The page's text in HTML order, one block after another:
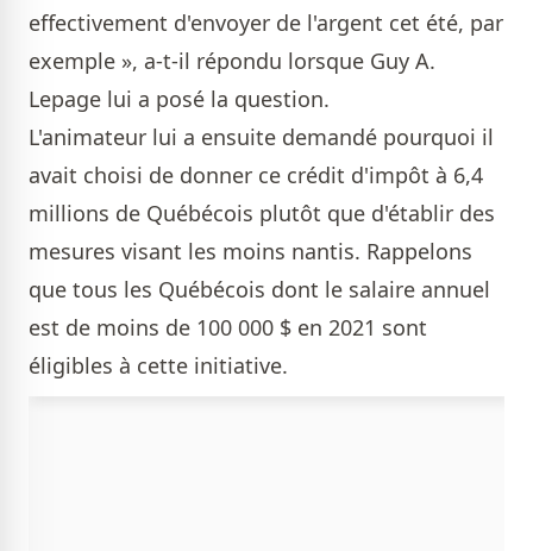
effectivement d'envoyer de l'argent cet été, par
exemple », a-t-il répondu lorsque Guy A.
Lepage lui a posé la question.
L'animateur lui a ensuite demandé pourquoi il
avait choisi de donner ce crédit d'impôt à 6,4
millions de Québécois plutôt que d'établir des
mesures visant les moins nantis. Rappelons
que tous les Québécois dont le salaire annuel
est de moins de 100 000 $ en 2021 sont
éligibles à cette initiative.